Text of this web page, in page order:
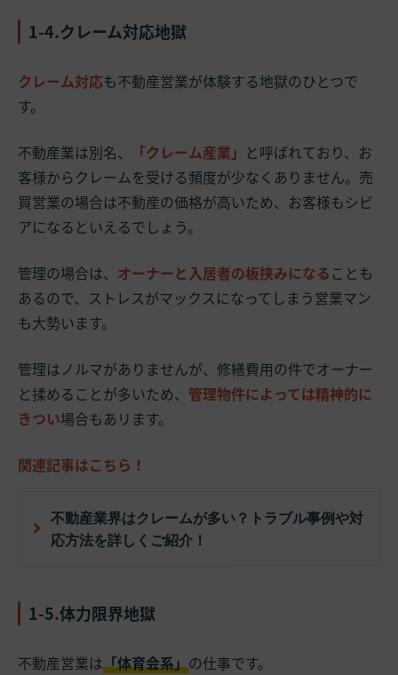
1-4.クレーム対応地獄
クレーム対応も不動産営業が体験する地獄のひとつで
す。
不動産業は別名、 「クレーム産業」 と呼ばれており、お
客様からクレームを受ける頻度が少なくありません。売
買営業の場合は不動産の価格が高いため、お客様もシビ
アになるといえるでしょう。
管理の場合は、 オーナーと入居者の板挟みになる ことも
あるので、ストレスがマックスになってしまう営業マン
も大勢います。
管理はノルマがありませんが、修繕費用の件でオーナー
と揉めることが多いため、 管理物件によっては精神的に
きつい場合もあリます。
関連記事はこちら！
不動産業界はクレームが多い？トラブル事例や対
応方法を詳しくご紹介！
1-5.体力限界地獄
不動産営業は「体育会系」の仕事です。